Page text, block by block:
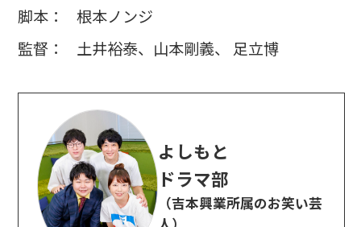
脚本： 根本ノンジ
監督： 土井裕泰、山本剛義、 足立博
よしもと
ドラマ部
（吉本興業所属のお笑い芸